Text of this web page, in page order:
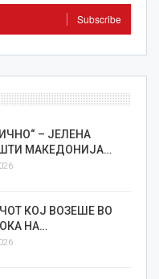
Subscribe
– ЈЕЛЕНА
МАКЕДОНИЈА…
КОЈ ВОЗЕШЕ ВО
НА…